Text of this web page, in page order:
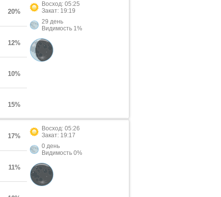
20%
12%
10%
15%
Восход: 05:25
Закат: 19:19
29 день
Видимость 1%
17%
11%
Восход: 05:26
Закат: 19:17
0 день
Видимость 0%